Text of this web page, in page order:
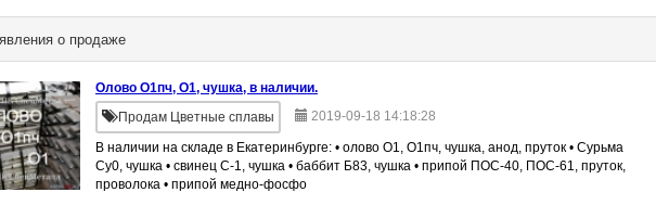
о продаже
Олово О1пч, О1, чушка, в наличии.
Продам Цветные сплавы
2019-09-18 14:18:28
В наличии на складе в Екатеринбурге: • олово О1, О1пч, чушка, анод, пруток • Сурьма
Су0, чушка • свинец С-1, чушка • баббит Б83, чушка • припой ПОС-40, ПОС-61, пруток,
проволока • припой медно-фосфо